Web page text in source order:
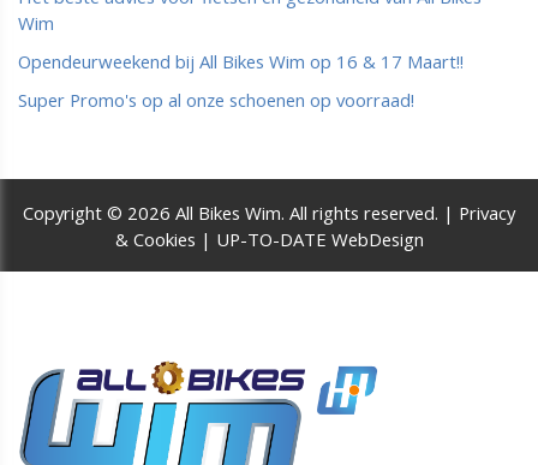
Wim
Opendeurweekend bij All Bikes Wim op 16 & 17 Maart!!
Super Promo's op al onze schoenen op voorraad!
Copyright © 2026 All Bikes Wim. All rights reserved. | Privacy
& Cookies | UP-TO-DATE WebDesign